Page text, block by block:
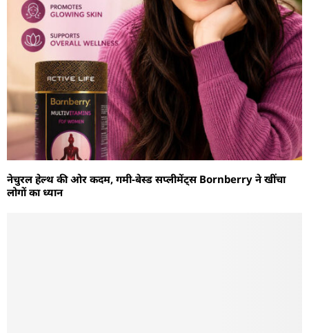
नेचुरल हेल्थ की ओर कदम, गमी-बेस्ड सप्लीमेंट्स Bornberry ने खींचा
लोगों का ध्यान